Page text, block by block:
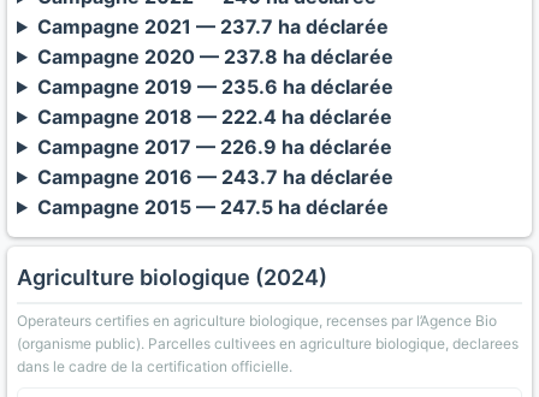
Campagne 2021 — 237.7 ha déclarée
Campagne 2020 — 237.8 ha déclarée
Campagne 2019 — 235.6 ha déclarée
Campagne 2018 — 222.4 ha déclarée
Campagne 2017 — 226.9 ha déclarée
Campagne 2016 — 243.7 ha déclarée
Campagne 2015 — 247.5 ha déclarée
Agriculture biologique (2024)
Operateurs certifies en agriculture biologique, recenses par l’Agence Bio
(organisme public). Parcelles cultivees en agriculture biologique, declarees
dans le cadre de la certification officielle.